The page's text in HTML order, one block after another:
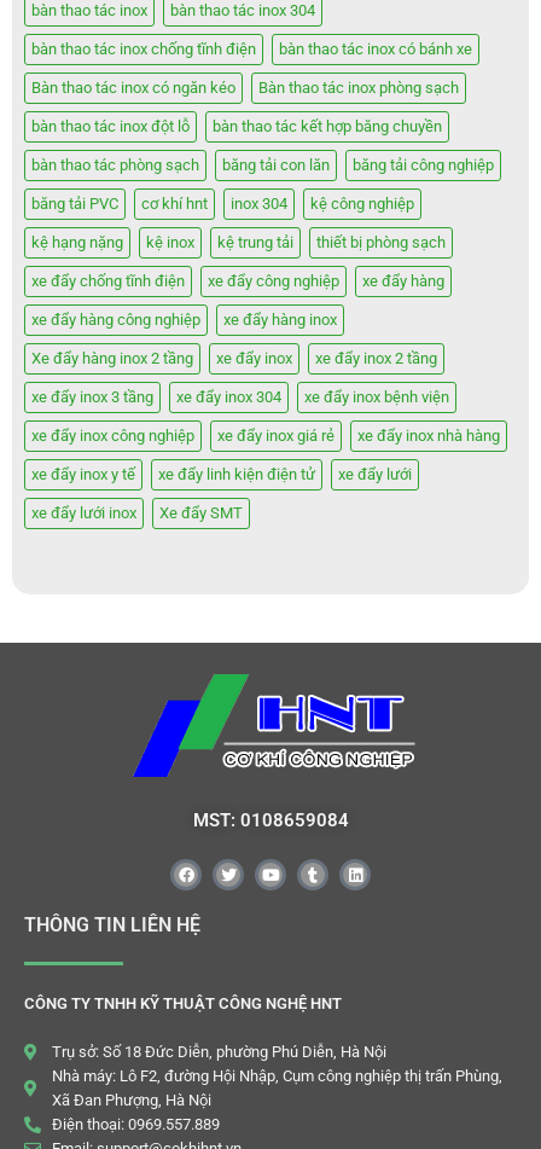
bàn thao tác inox bàn thao tác inox 304
bàn thao tác inox chống tĩnh điện bàn thao tác inox có bánh xe
Bàn thao tác inox có ngăn kéo Bàn thao tác inox phòng sạch
bàn thao tác inox đột lỗ bàn thao tác kết hợp băng chuyền
bàn thao tác phòng sạch băng tải con lăn băng tải công nghiệp
băng tải PVC cơ khí hnt inox 304 kệ công nghiệp
kệ hạng nặng kệ inox kệ trung tải thiết bị phòng sạch
xe đẩy chống tĩnh điện xe đẩy công nghiệp xe đẩy hàng
xe đẩy hàng công nghiệp xe đẩy hàng inox
Xe đẩy hàng inox 2 tầng xe đẩy inox xe đẩy inox 2 tầng
xe đẩy inox 3 tầng xe đẩy inox 304 xe đẩy inox bệnh viện
xe đẩy inox công nghiệp xe đẩy inox giá rẻ xe đẩy inox nhà hàng
xe đẩy inox y tế xe đẩy linh kiện điện tử xe đẩy lưới
xe đẩy lưới inox Xe đẩy SMT
MST: 0108659084
THÔNG TIN LIÊN HỆ
CÔNG TY TNHH KỸ THUẬT CÔNG NGHỆ HNT
Trụ sở: Số 18 Đức Diễn, phường Phú Diễn, Hà Nội
Nhà máy: Lô F2, đường Hội Nhập, Cụm công nghiệp thị trấn Phùng,
Xã Đan Phượng, Hà Nội
Điện thoại: 0969.557.889